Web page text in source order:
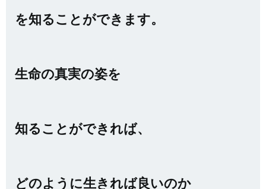
を知ることができます。
生命の真実の姿を
知ることができれば、
どのように生きれば良いのか